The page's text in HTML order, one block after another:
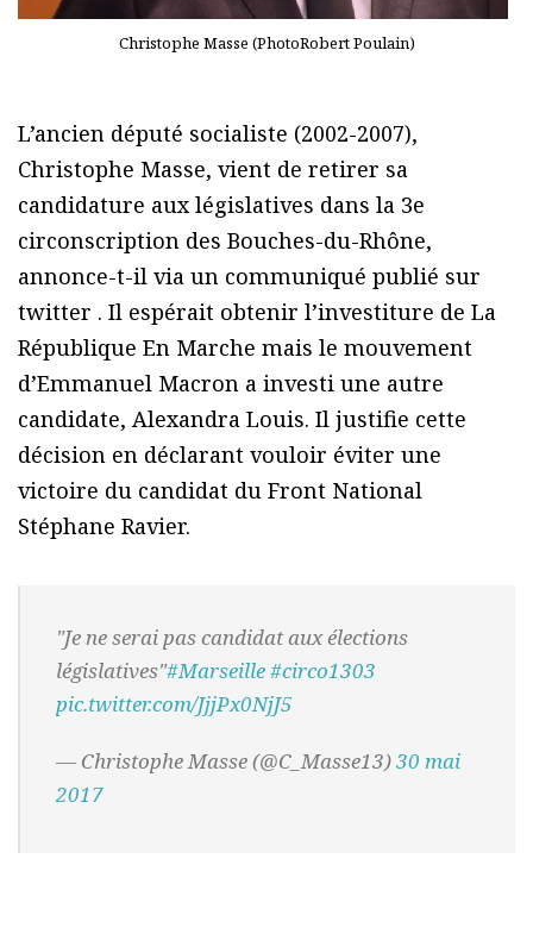
Christophe Masse (PhotoRobert Poulain)
L’ancien député socialiste (2002-2007),
Christophe Masse, vient de retirer sa
candidature aux législatives dans la 3e
circonscription des Bouches-du-Rhône,
annonce-t-il via un communiqué publié sur
twitter . Il espérait obtenir l’investiture de La
République En Marche mais le mouvement
d’Emmanuel Macron a investi une autre
candidate, Alexandra Louis. Il justifie cette
décision en déclarant vouloir éviter une
victoire du candidat du Front National
Stéphane Ravier.
"Je ne serai pas candidat aux élections
législatives"#Marseille#circo1303
pic.twitter.com/JjjPx0NjJ5
— Christophe Masse (@C_Masse13)30 mai
2017